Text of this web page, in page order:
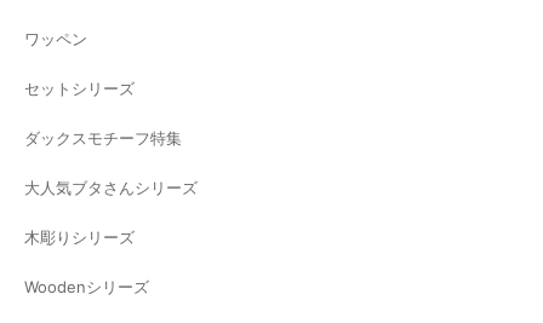
ワッペン
セットシリーズ
ダックスモチーフ特集
大人気ブタさんシリーズ
木彫りシリーズ
Woodenシリーズ